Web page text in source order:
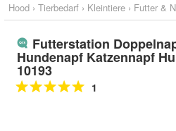
Hood › Tierbedarf › Kleintiere › Futter &
Futterstation
Hundenapf Katzennapf
10193
1